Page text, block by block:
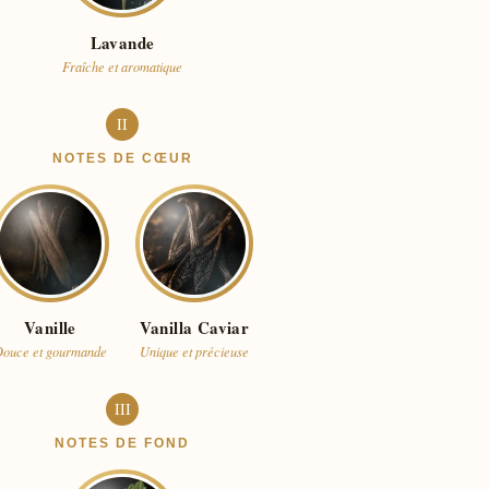
Lavande
Fraîche et aromatique
II
NOTES DE CŒUR
Vanille
et gourmande
Vanilla Caviar
Unique et précieuse
III
NOTES DE FOND